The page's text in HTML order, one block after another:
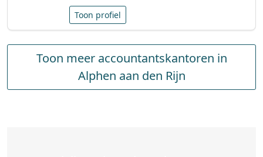
Toon profiel
Toon meer accountantskantoren in
Alphen aan den Rijn